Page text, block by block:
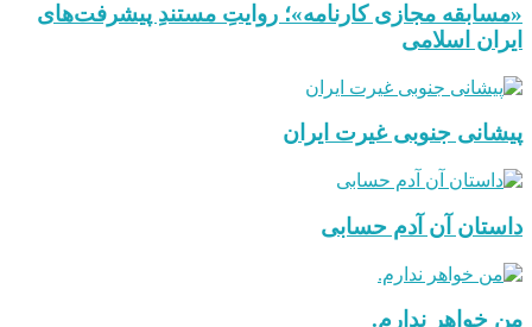
«مسابقه مجازی کارنامه»؛ روایتِ مستندِ پیشرفت‌های
ایران اسلامی
پیشانی جنوبی غیرت ایران
داستان آن آدم حسابی
من خواهر ندارم.